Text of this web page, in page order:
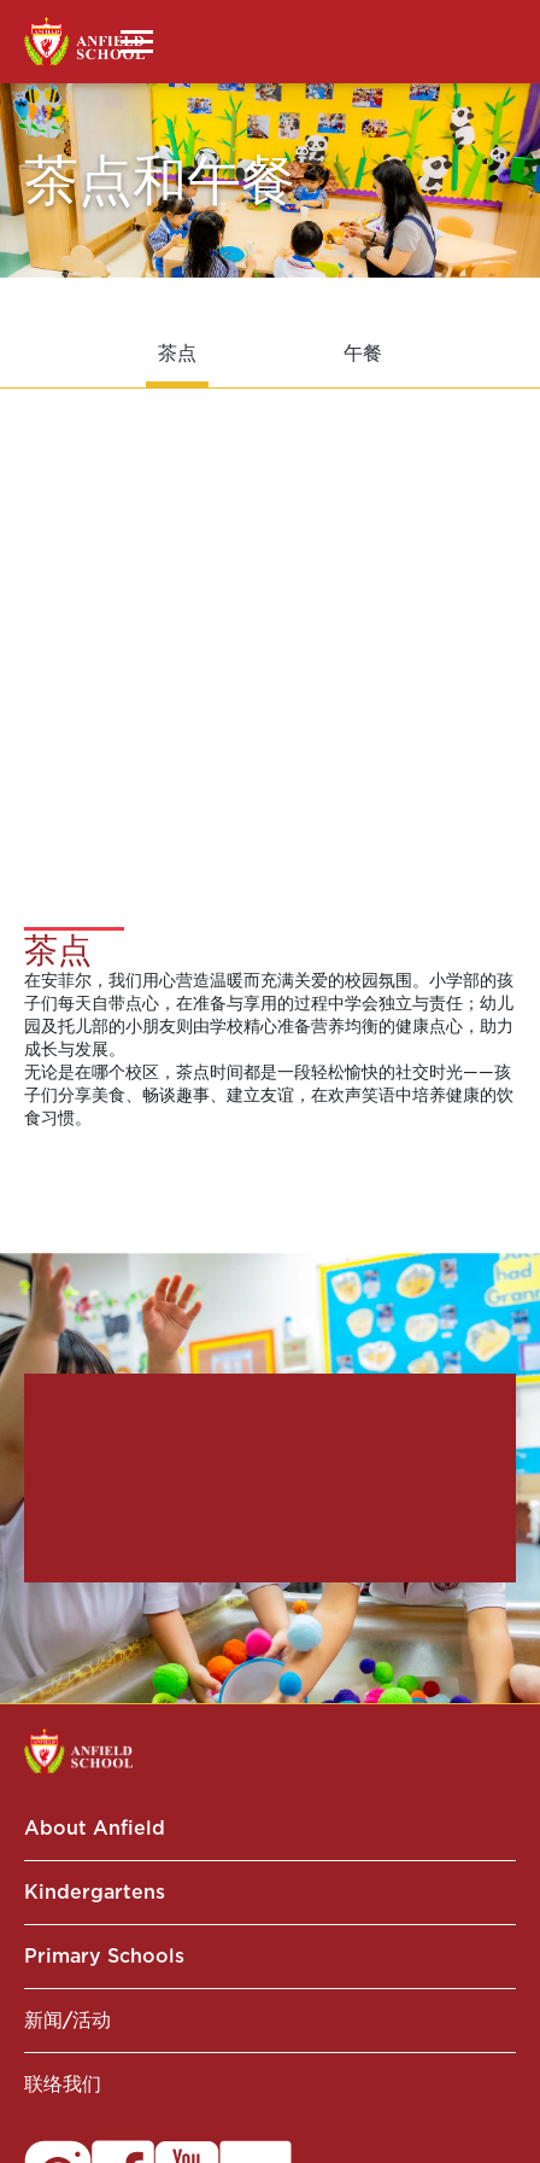
茶点和午餐
茶点 午餐
茶点
在安菲尔，我们用心营造温暖而充满关爱的校园氛围。小学部的孩
子们每天自带点心，在准备与享用的过程中学会独立与责任；幼儿
园及托儿部的小朋友则由学校精心准备营养均衡的健康点心，助力
成长与发展。
无论是在哪个校区，茶点时间都是一段轻松愉快的社交时光——孩
子们分享美食、畅谈趣事、建立友谊，在欢声笑语中培养健康的饮
食习惯。
About Anfield
Kindergartens
Primary Schools
新闻/活动
联络我们